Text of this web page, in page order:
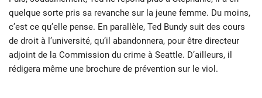
quelque sorte pris sa revanche sur la jeune femme. Du moins,
c’est ce qu’elle pense. En parallèle, Ted Bundy suit des cours
de droit à l’université, qu’il abandonnera, pour être directeur
adjoint de la Commission du crime à Seattle. D’ailleurs, il
rédigera même une brochure de prévention sur le viol.